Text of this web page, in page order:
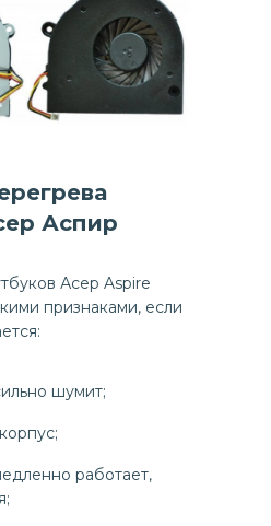
Аспир
Асер Aspire
признаками, если
шумит;
работает,